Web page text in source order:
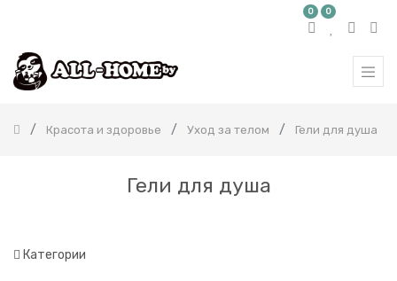
0 0
Красота и здоровье Уход за телом Гели для душа
Гели для душа
Категории
ТОВАРОВ
Бытовая
Японская